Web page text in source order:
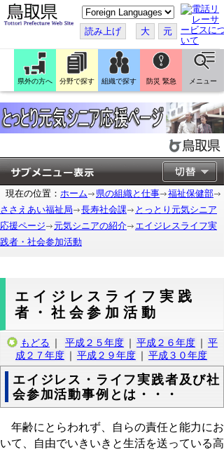
こ
の
ペ
ー
ジ
翻
訳
す
る
読み上げ 大 元
県外の方へ 分野で探す 組織で探す 防災 緊急 メニュー
現在の位置： ホーム 県の組織と仕事
福祉保健部
ささえあい福祉局
長寿社会課
とっとり元気シニア
応援ページ
元気シニアの紹介
エイジレスライフ実
践者・社会参加活動
エイジレスライフ実践
者・社会参加活動
もどる ｜ 平成２５年度 ｜ 平成２６年度 ｜ 平
成２７年度 ｜ 平成２９年度 ｜ 平成３０年度
エイジレス・ライフ実践者及び社
会参加活動事例とは・・・
年齢にとらわれず、自らの責任と能力にお
いて、自由でいきいきと生活を送っている高